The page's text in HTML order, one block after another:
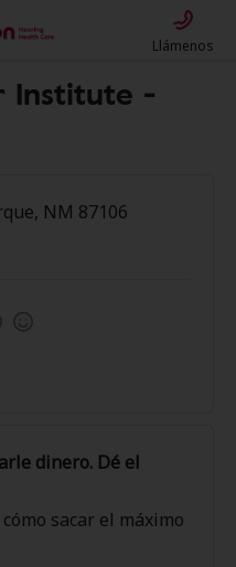
Llámenos
Institute -
NM 87106
dinero. Dé el
sacar el máximo